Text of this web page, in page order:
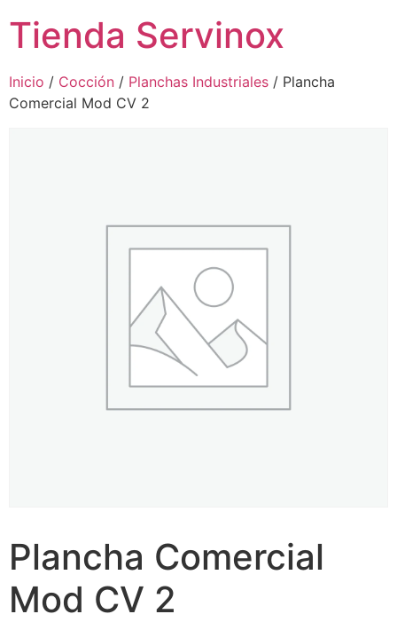
Tienda Servinox
Inicio / Cocción / Planchas Industriales / Plancha
Comercial Mod CV 2
Plancha Comercial
Mod CV 2